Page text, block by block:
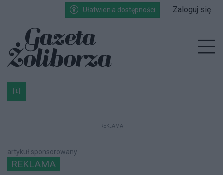
Przejdź do głównych treści
Przejdź do wyszukiwarki
Przejdź do głównego menuUłatwienia dostępności Zaloguj się
Bardzo ważna informacja dla podatników posiadających
REKLAMA
artykuł sponsorowany
REKLAMA